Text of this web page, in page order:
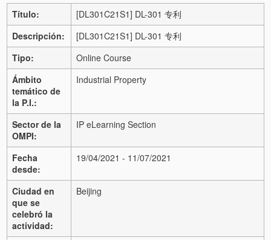
Título:
[DL301C21S1] DL-301 专利
Descripción:
[DL301C21S1] DL-301 专利
Tipo:
Online Course
Ámbito
temático de
la P.I.:
Industrial Property
Sector de la
OMPI:
IP eLearning Section
Fecha
desde:
19/04/2021 - 11/07/2021
Ciudad en
que se
celebró la
actividad:
Beijing